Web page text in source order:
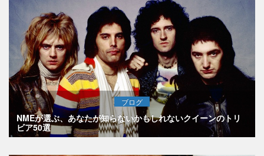
ブログ
NMEが選ぶ、あなたが知らないかもしれないクイーンのトリ
ビア50選